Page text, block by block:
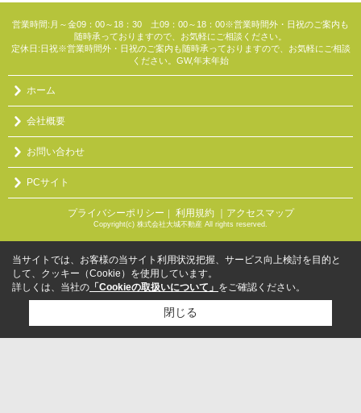
営業時間:月～金09：00～18：30 土09：00～18：00※営業時間外・日祝のご案内も
随時承っておりますので、お気軽にご相談ください。
定休日:日祝※営業時間外・日祝のご案内も随時承っておりますので、お気軽にご相談
ください。GW,年末年始
ホーム
会社概要
お問い合わせ
PCサイト
プライバシーポリシー 利用規約 ｜アクセスマップ
Copyright(c) 株式会社大城不動産 All rights reserved.
当サイトでは、お客様の当サイト利用状況把握、サービス向上検討を目的と
して、クッキー（Cookie）を使用しています。
詳しくは、当社の 「Cookieの取扱いについて」 をご確認ください。
閉じる